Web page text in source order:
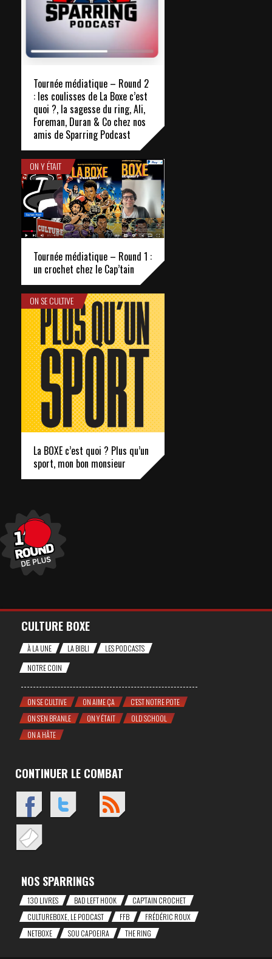
Tournée médiatique – Round 2
: les coulisses de La Boxe c’est
quoi ?, la sagesse du ring, Ali,
Foreman, Duran & Co chez nos
amis de Sparring Podcast
ON Y ÉTAIT
Tournée médiatique – Round 1 :
un crochet chez le Cap’tain
ON SE CULTIVE
La BOXE c’est quoi ? Plus qu’un
sport, mon bon monsieur
CULTURE BOXE
À LA UNE LA BIBLI
LES PODCASTS
NOTRE COIN
ON SE CULTIVE ON AIME ÇA
C'EST NOTRE POTE
ON S'EN BRANLE
ON Y ÉTAIT
OLD SCHOOL
ON A HÂTE
CONTINUER LE COMBAT
NOS SPARRINGS
130 LIVRES BAD LEFT HOOK
CAP'TAIN CROCHET
CULTUREBOXE, LE PODCAST
FFB
FRÉDÉRIC ROUX
NETBOXE
SOU CAPOEIRA THE RING